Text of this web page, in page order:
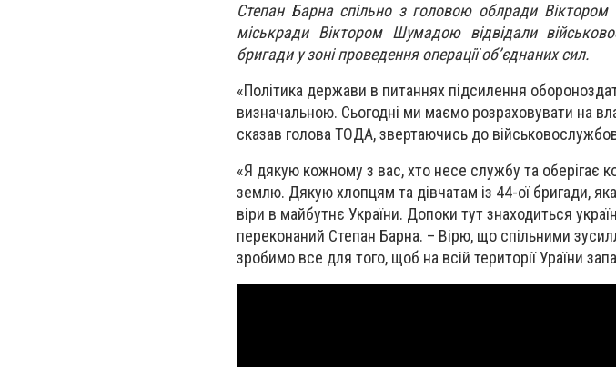
Степан Барна спільно з головою облради Віктором
міськради Віктором Шумадою відвідали
бригади у зоні проведення операції об’єднаних сил.
«Політика держави в питаннях підсилення
визначальною. Сьогодні ми маємо розраховувати на
сказав голова ТОДА, звертаючись до
«Я дякую кожному з вас, хто несе службу та оберігає
землю. Дякую хлопцям та дівчатам із 44-ої бригади,
віри в майбутнє України. Допоки тут знаходиться
переконаний Степан Барна. – Вірю, що спільними
зробимо все для того, щоб на всій території Ураїни